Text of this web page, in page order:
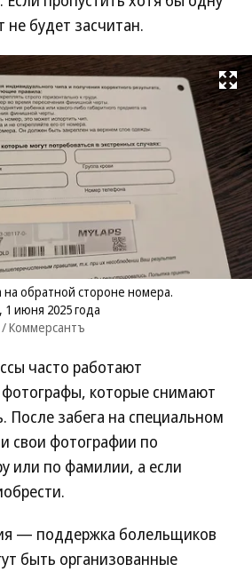
не будет засчитан.
Развернуть
обратной стороне номера.
1 июня 2025 года
/ Коммерсантъ
часто работают
которые снимают
После забега на специальном
свои фотографии по
или по фамилии, а если
— поддержка болельщиков
быть организованные